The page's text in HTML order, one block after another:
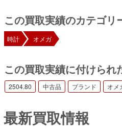
この買取実績のカテゴリ
時計 オメガ
この買取実績に付けられ
2504.80 中古品 ブランド オメ
最新買取情報